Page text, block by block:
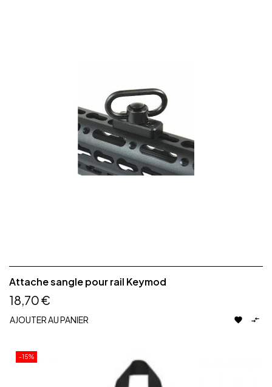
Attache sangle pour rail Keymod
18,70 €
AJOUTER AU PANIER  
-15%